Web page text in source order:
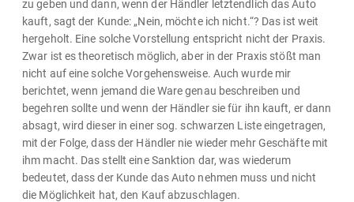
zu geben und dann, wenn der Händler letztendlich das Auto
kauft, sagt der Kunde: „Nein, möchte ich nicht.“? Das ist weit
hergeholt. Eine solche Vorstellung entspricht nicht der Praxis.
Zwar ist es theoretisch möglich, aber in der Praxis stößt man
nicht auf eine solche Vorgehensweise. Auch wurde mir
berichtet, wenn jemand die Ware genau beschreiben und
begehren sollte und wenn der Händler sie für ihn kauft, er dann
absagt, wird dieser in einer sog. schwarzen Liste eingetragen,
mit der Folge, dass der Händler nie wieder mehr Geschäfte mit
ihm macht. Das stellt eine Sanktion dar, was wiederum
bedeutet, dass der Kunde das Auto nehmen muss und nicht
die Möglichkeit hat, den Kauf abzuschlagen.